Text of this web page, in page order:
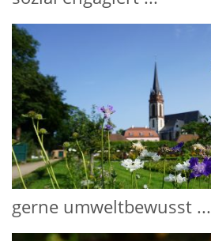
gerne umweltbewusst ...